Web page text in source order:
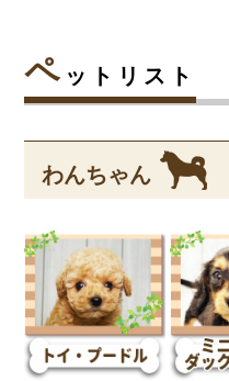
ペ ットリスト
わんちゃん